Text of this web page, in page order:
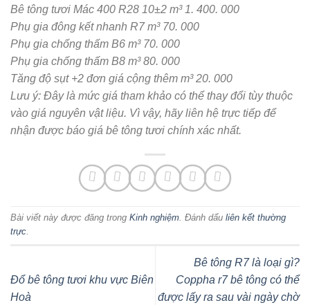
Bê tông tươi Mác 400 R28 10±2 m³ 1. 400. 000
Phụ gia đông kết nhanh R7 m³ 70. 000
Phụ gia chống thấm B6 m³ 70. 000
Phụ gia chống thấm B8 m³ 80. 000
Tăng độ sụt +2 đơn giá cộng thêm m³ 20. 000
Lưu ý: Đây là mức giá tham khảo có thể thay đổi tùy thuộc
vào giá nguyên vật liệu. Vì vậy, hãy liên hệ trực tiếp để
nhận được báo giá bê tông tươi chính xác nhất.
Bài viết này được đăng trong Kinh nghiệm. Đánh dấu liên kết thường
trực.
Đổ bê tông tươi khu vực Biên
Hoà
Bê tông R7 là loại gì?
Coppha r7 bê tông có thể
được lấy ra sau vài ngày chờ